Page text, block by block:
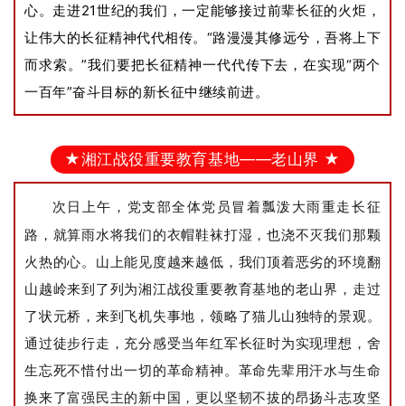
心。 走进21世纪的我们，一定能够接过前辈长征的火炬，
让伟大的长征精神代代相传。“路漫漫其修远兮，吾将上下
而求索。”我们要把长征精神一代代传下去，在实现“两个
一百年”奋斗目标的新长征中继续前进。
★湘江战役重要教育基地——老山界 ★
次日上午，党支部全体党员冒着瓢泼大雨重走长征
路，就算雨水将我们的衣帽鞋袜打湿，也浇不灭我们那颗
火热的心。山上能见度越来越低，我们顶着恶劣的环境翻
山越岭来到了列为湘江战役重要教育基地的老山界，走过
了状元桥，来到飞机失事地，领略了猫儿山独特的景观。
通过徒步行走，充分感受当年红军长征时为实现理想，舍
生忘死不惜付出一切的革命精神。革命先辈用汗水与生命
换来了富强民主的新中国，更以坚韧不拔的昂扬斗志攻坚